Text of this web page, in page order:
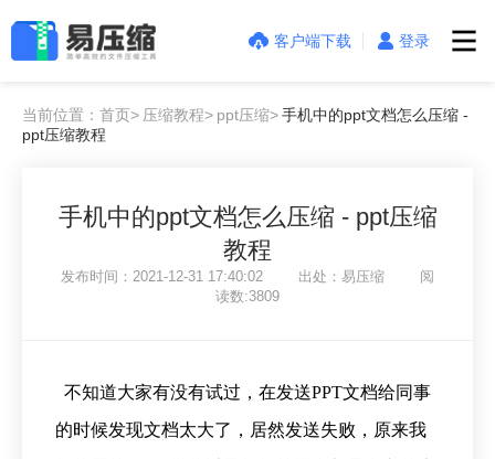
客户端下载 登录
当前位置：首页> 压缩教程> ppt压缩>手机中的ppt文档怎么压缩 -
ppt压缩教程
手机中的ppt文档怎么压缩 - ppt压缩
教程
发布时间：2021-12-31 17:40:02 出处：易压缩 阅
读数:3809
不知道大家有没有试过，在发送PPT文档给同事
的时候发现文档太大了，居然发送失败，原来我